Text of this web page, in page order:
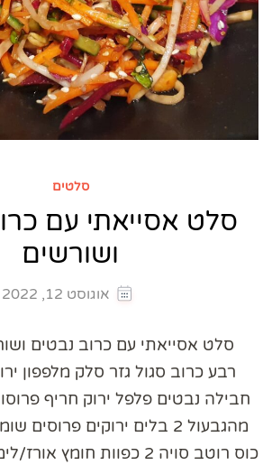
סלטים
סלט אסייאתי עם
ושורשים
אוגוסט 12, 2022
סלט אסייאתי עם כרוב נבטים
רבע כרוב סגול גזר סלק מלפפון
חבילה נבטים פלפל ירוק חריף
מהגבעול 2 בלים ירוקים
כוס רוטב סויה 2 כפוות